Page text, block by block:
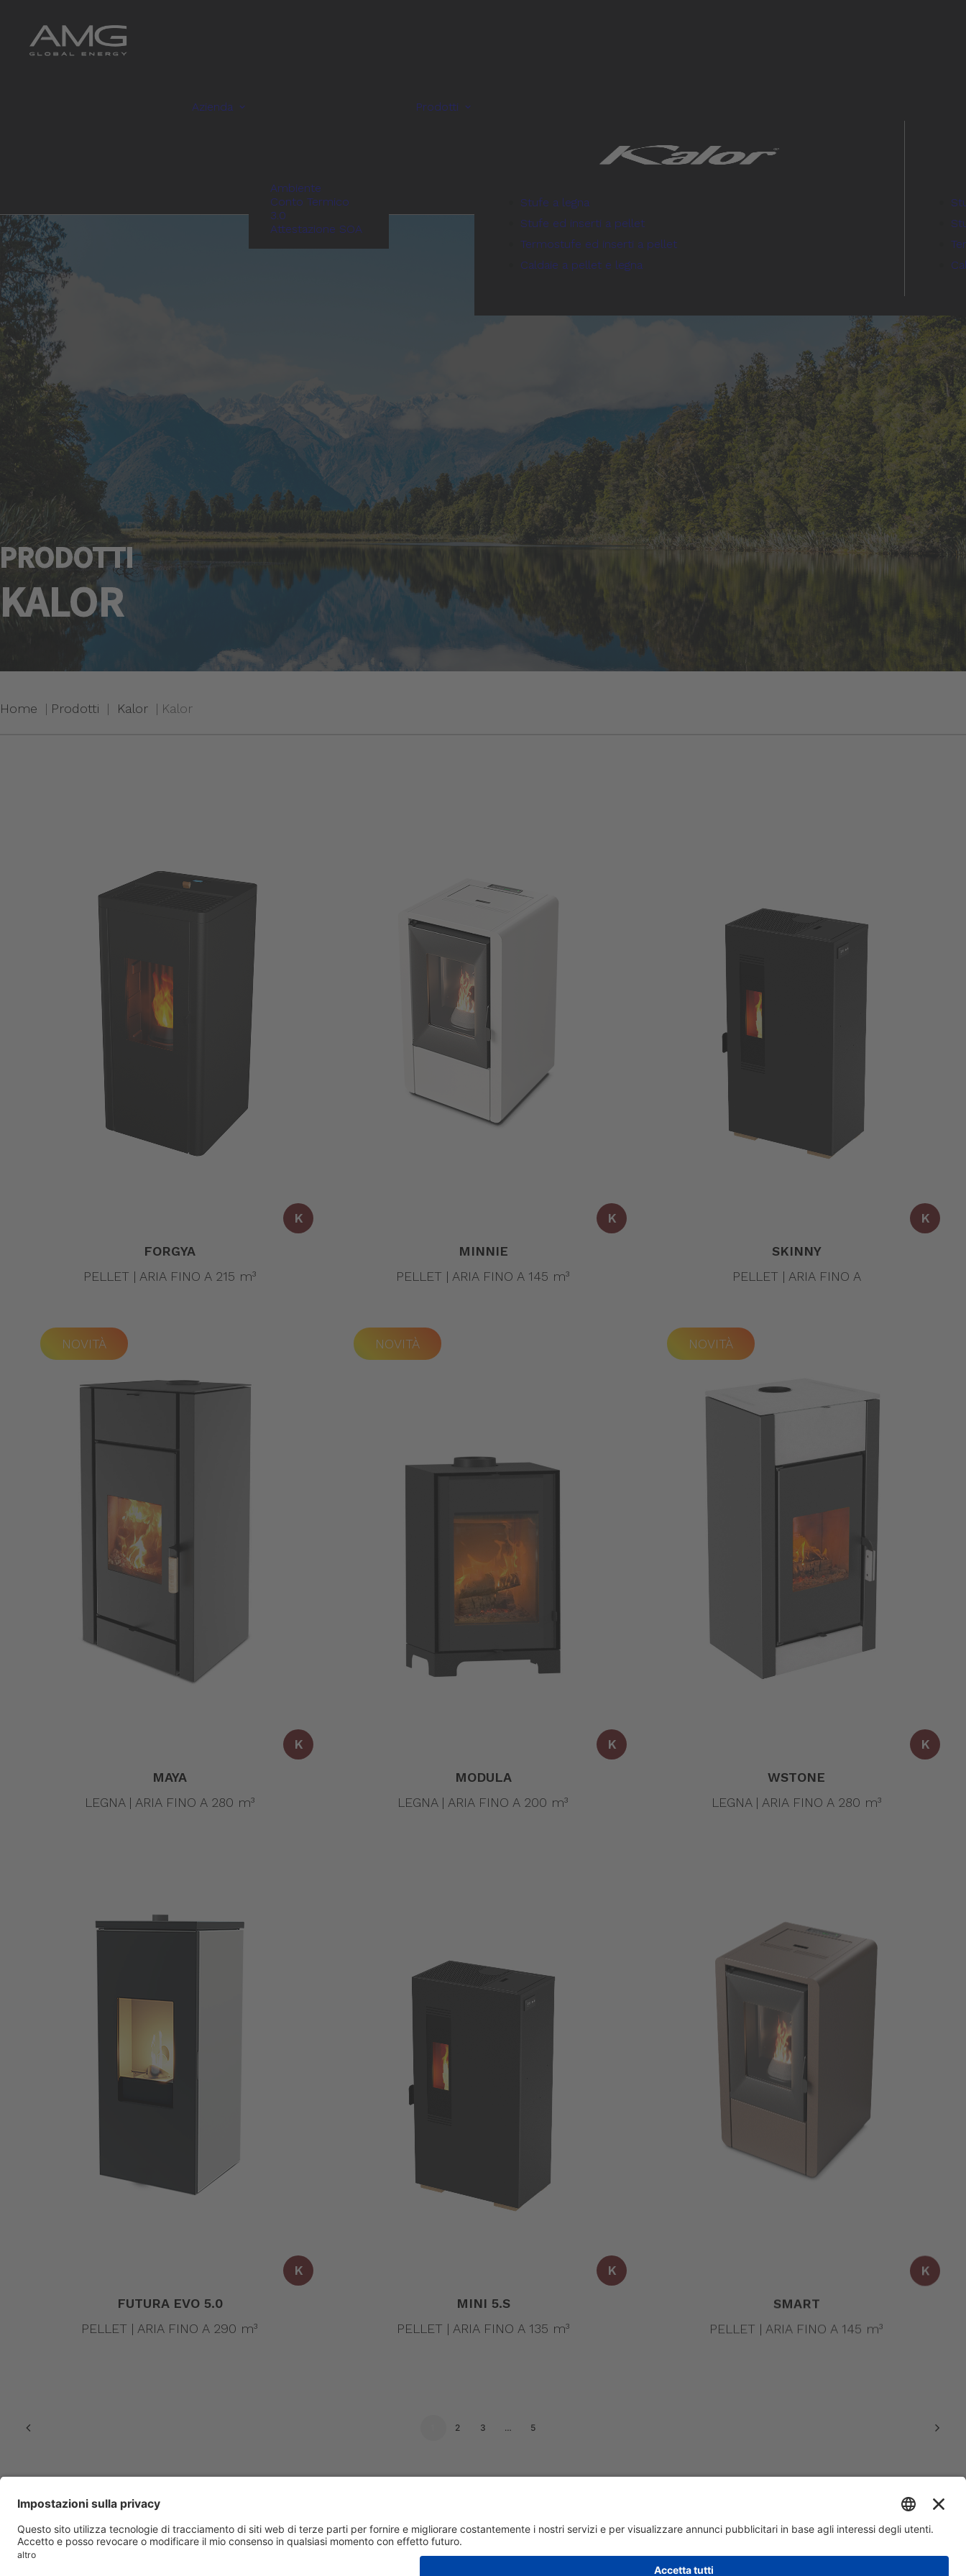
Azienda
Ambiente
Conto Termico
3.0
Attestazione SOA
Prodotti
Stufe a legna
Stufe ed inserti a pellet
Termostufe ed inserti a pellet
Caldaie a pellet e legna
PRODOTTI
KALOR
Home Prodotti Kalor Kalor
FORGYA
K
PELLET | ARIA FINO A 215 m³
MINNIE
K
PELLET | ARIA FINO A 145 m³
SKINNY
K
PELLET | ARIA FINO A
NOVITÀ
MAYA
K
LEGNA | ARIA FINO A 280 m³
NOVITÀ
MODULA
K
LEGNA | ARIA FINO A 200 m³
NOVITÀ
WSTONE
K
LEGNA | ARIA FINO A 280 m³
FUTURA EVO 5.0
K
PELLET | ARIA FINO A 290 m³
MINI 5.S
K
PELLET | ARIA FINO A 135 m³
SMART
K
PELLET | ARIA FINO A 145 m³
2 3 … 5
© 2023 Amg spa. All rights reserved | Via delle Arti e dei Mestieri 1/3 36030 San Vito di Leguzzano Vicenza (VI) | Capitale sociale € 1.500.000 | R.E.A. VI 234678 | Codice mecc. VI046925 | Cod. fisc.